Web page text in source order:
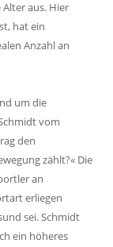
aus. Hier
hat ein
Anzahl an
um die
vom
den
zählt?« Die
an
erliegen
sei. Schmidt
ein höheres